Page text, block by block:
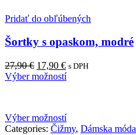
Pridať do obľúbených
Šortky s opaskom, modré
27,90€ 17,90 € s DPH
Výber možností
Výber možností
Categories: Čižmy, Dámska móda